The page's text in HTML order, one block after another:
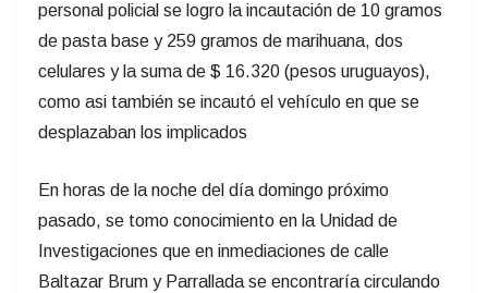
personal policial se logro la incautación de 10 gramos
de pasta base y 259 gramos de marihuana, dos
celulares y la suma de $ 16.320 (pesos uruguayos),
como asi también se incautó el vehículo en que se
desplazaban los implicados
En horas de la noche del día domingo próximo
pasado, se tomo conocimiento en la Unidad de
Investigaciones que en inmediaciones de calle
Baltazar Brum y Parrallada se encontraría circulando